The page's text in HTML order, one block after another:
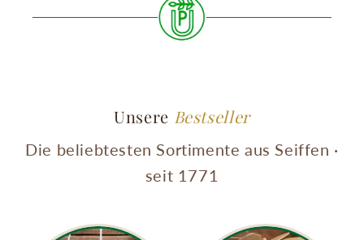
Unsere Bestseller
Die beliebtesten Sortimente aus Seiffen ·
seit 1771